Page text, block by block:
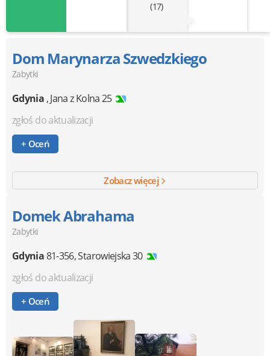
(17)
Dom Marynarza Szwedzkiego
Zabytki
Gdynia ,Jana z Kolna 25
zgłoś do aktualizacji
+ Oceń
Zobacz więcej
Domek Abrahama
Zabytki
Gdynia81-356,Starowiejska 30
zgłoś do aktualizacji
+ Oceń